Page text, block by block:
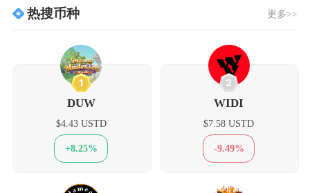
热搜币种 更多>>
1
DUW
$4.43 USTD
+8.25%
2
WIDI
$7.58 USTD
-9.49%